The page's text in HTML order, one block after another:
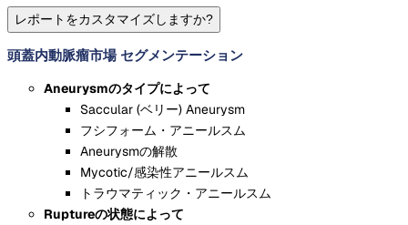
レポートをカスタマイズしますか?
頭蓋内動脈瘤市場 セグメンテーション
Aneurysmのタイプによって
Saccular (ベリー) Aneurysm
フシフォーム・アニールスム
Aneurysmの解散
Mycotic/感染性アニールスム
トラウマティック・アニールスム
Ruptureの状態によって